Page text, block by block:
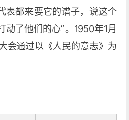
表都来要它的谱子，说这个
动了他们的心”。1950年1月
会通过以《人民的意志》为